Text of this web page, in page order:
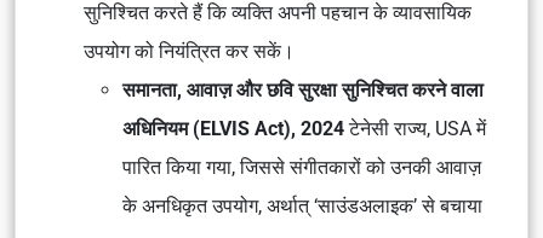
सुनिश्चित करते हैं कि व्यक्ति अपनी पहचान के व्यावसायिक
उपयोग को नियंत्रित कर सकें।
समानता, आवाज़ और छवि सुरक्षा सुनिश्चित करने वाला
अधिनियम (ELVIS Act), 2024टेनेसी राज्य, USA में
पारित किया गया, जिससे संगीतकारों को उनकी आवाज़
के अनधिकृत उपयोग, अर्थात् ‘साउंडअलाइक’ से बचाया